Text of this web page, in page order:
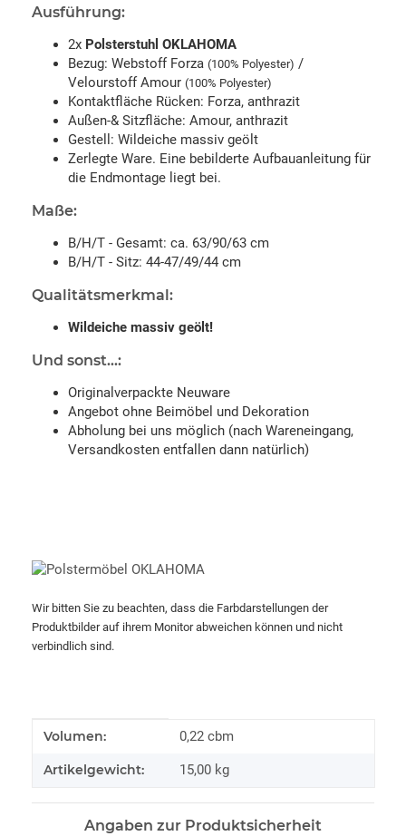
Ausführung:
2x Polsterstuhl OKLAHOMA
Bezug: Webstoff Forza (100% Polyester) /
Velourstoff Amour (100% Polyester)
Kontaktfläche Rücken: Forza, anthrazit
Außen-& Sitzfläche: Amour, anthrazit
Gestell: Wildeiche massiv geölt
Zerlegte Ware. Eine bebilderte Aufbauanleitung für
die Endmontage liegt bei.
Maße:
B/H/T - Gesamt: ca. 63/90/63 cm
B/H/T - Sitz: 44-47/49/44 cm
Qualitätsmerkmal:
Wildeiche massiv geölt!
Und sonst...:
Originalverpackte Neuware
Angebot ohne Beimöbel und Dekoration
Abholung bei uns möglich (nach Wareneingang,
Versandkosten entfallen dann natürlich)
Wir bitten Sie zu beachten, dass die Farbdarstellungen der
Produktbilder auf ihrem Monitor abweichen können und nicht
verbindlich sind.
Produkteigenschaft
Wert
Volumen: 0,22 cbm
Artikelgewicht: 15,00 kg
Angaben zur Produktsicherheit